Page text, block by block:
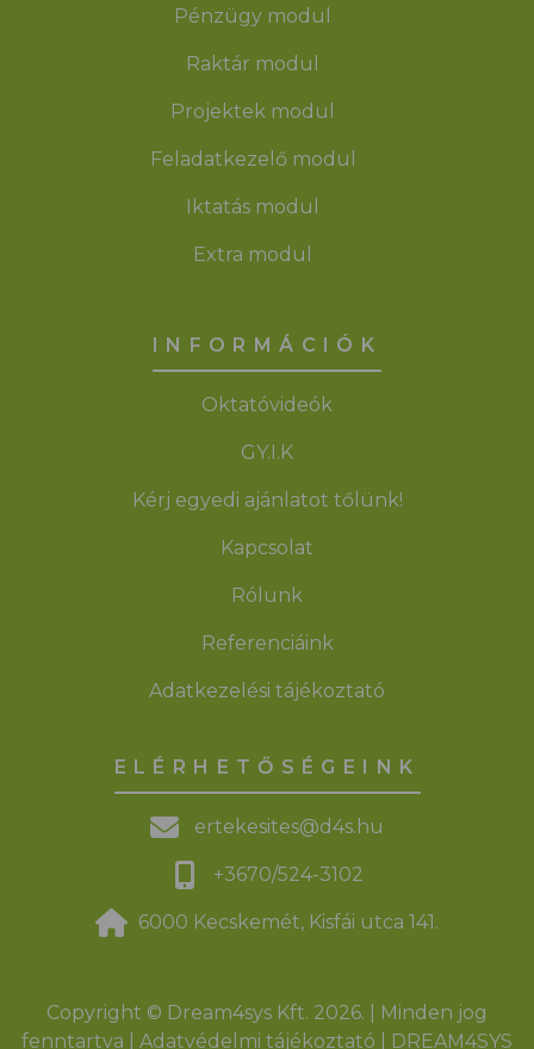
Pénzügy modul
Raktár modul
Projektek modul
Feladatkezelő modul
Iktatás modul
Extra modul
INFORMÁCIÓK
Oktatóvideók
GY.I.K
Kérj egyedi ajánlatot tőlünk!
Kapcsolat
Rólunk
Referenciáink
Adatkezelési tájékoztató
ELÉRHETŐSÉGEINK
ertekesites@d4s.hu
+3670/524-3102
6000 Kecskemét, Kisfái utca 141.
Copyright © Dream4sys Kft. 2026. | Minden jog
fenntartva | Adatvédelmi tájékoztató DREAM4SYS